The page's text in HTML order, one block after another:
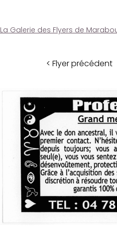
La Galerie des Flyers de
< Flyer précédent